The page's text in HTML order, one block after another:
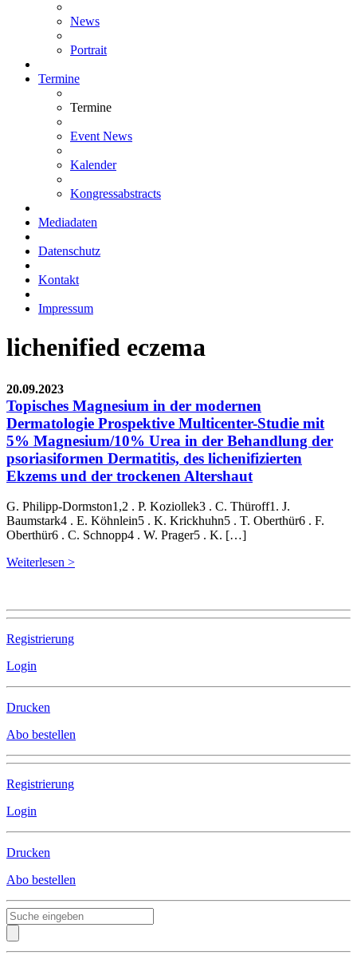
News
Portrait
Termine
Termine
Event News
Kalender
Kongressabstracts
Mediadaten
Datenschutz
Kontakt
Impressum
lichenified eczema
20.09.2023
Topisches Magnesium in der modernen
Dermatologie Prospektive Multicenter-Studie mit
5% Magnesium/10% Urea in der Behandlung der
psoriasiformen Dermatitis, des lichenifizierten
Ekzems und der trockenen Altershaut
G. Philipp-Dormston1,2 . P. Koziollek3 . C. Thüroff1. J.
Baumstark4 . E. Köhnlein5 . K. Krickhuhn5 . T. Oberthür6 . F.
Oberthür6 . C. Schnopp4 . W. Prager5 . K. […]
Weiterlesen >
Registrierung
Login
Drucken
Abo bestellen
Registrierung
Login
Drucken
Abo bestellen